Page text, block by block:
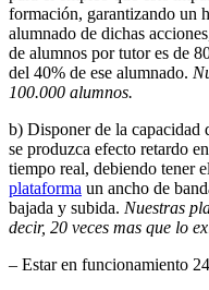
formación, garantizando un
alumnado de dichas
de alumnos por tutor es de
del 40% de ese alumnado.
100.000 alumnos.
b) Disponer de la capacidad
se produzca efecto retardo
tiempo real, debiendo tener
plataforma un ancho de
bajada y subida. Nuestras
decir, 20 veces mas que lo
– Estar en funcionamiento